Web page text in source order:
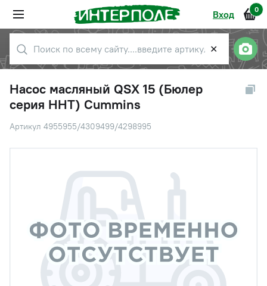
Вход 0
✕
Насос масляный QSX 15 (Бюлер
серия HHT) Cummins
Артикул 4955955/4309499/4298995